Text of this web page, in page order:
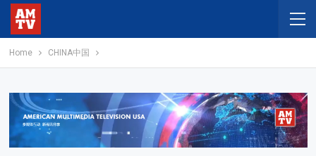
Home CHINA中国